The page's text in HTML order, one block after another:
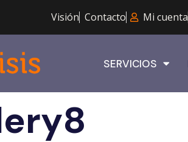
Visión Contacto Mi cuenta
SERVICIOS